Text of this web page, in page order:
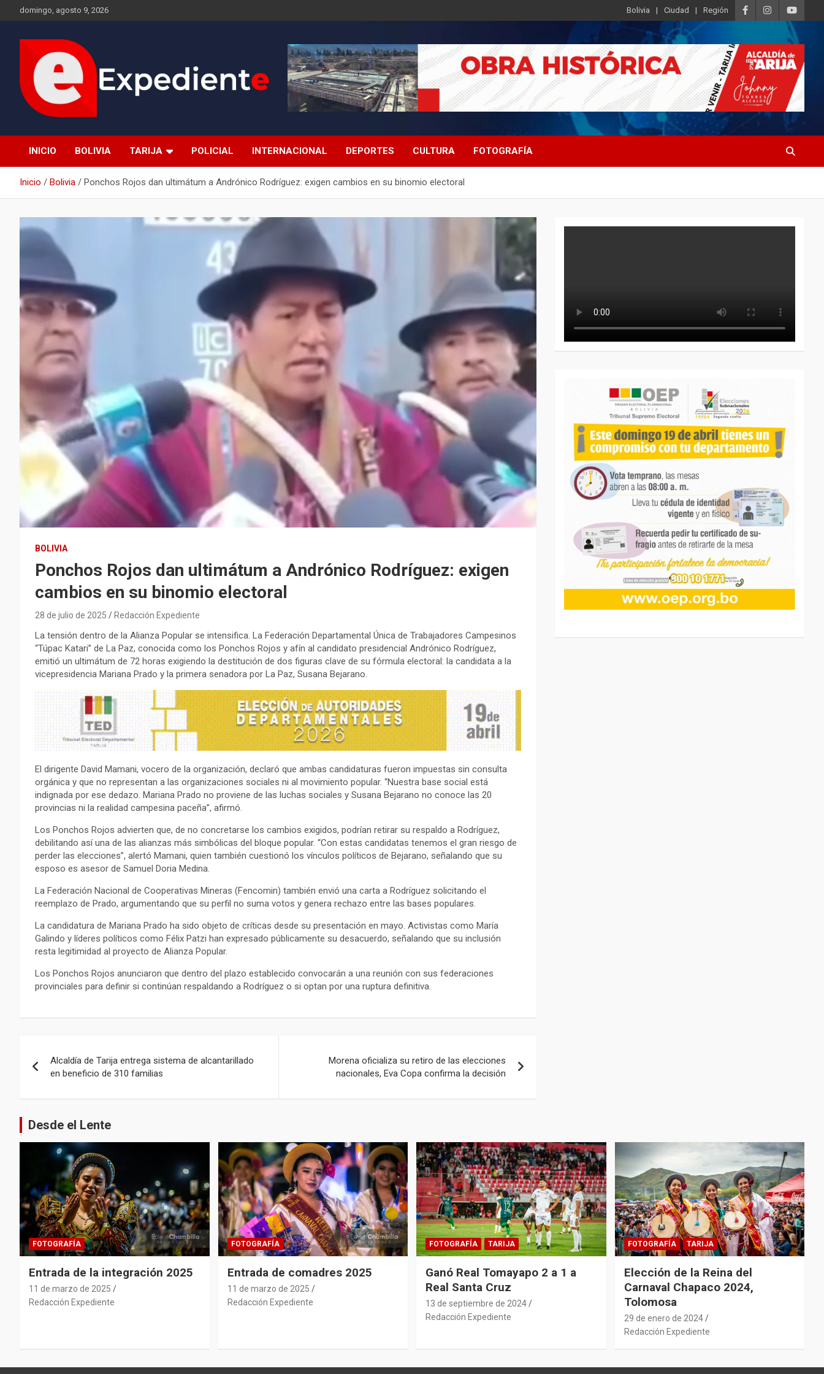
al
domingo, agosto 9, 2026 Bolivia Ciudad Región
Expediente
INICIO BOLIVIA TARIJA POLICIAL INTERNACIONAL DEPORTES CULTURA FOTOGRAFÍA
Inicio Bolivia Ponchos Rojos dan ultimátum a Andrónico Rodríguez: exigen cambios en su binomio electoral
BOLIVIA
Ponchos Rojos dan ultimátum a Andrónico Rodríguez: exigen
cambios en su binomio electoral
28 de julio de 2025 Redacción Expediente
La tensión dentro de la Alianza Popular se intensifica. La Federación Departamental Única de Trabajadores Campesinos
“Túpac Katari” de La Paz, conocida como los Ponchos Rojos y afín al candidato presidencial Andrónico Rodríguez,
emitió un ultimátum de 72 horas exigiendo la destitución de dos figuras clave de su fórmula electoral: la candidata a la
vicepresidencia Mariana Prado y la primera senadora por La Paz, Susana Bejarano.
El dirigente David Mamani, vocero de la organización, declaró que ambas candidaturas fueron impuestas sin consulta
orgánica y que no representan a las organizaciones sociales ni al movimiento popular. “Nuestra base social está
indignada por ese dedazo. Mariana Prado no proviene de las luchas sociales y Susana Bejarano no conoce las 20
provincias ni la realidad campesina paceña”, afirmó.
Los Ponchos Rojos advierten que, de no concretarse los cambios exigidos, podrían retirar su respaldo a Rodríguez,
debilitando así una de las alianzas más simbólicas del bloque popular. “Con estas candidatas tenemos el gran riesgo de
perder las elecciones”, alertó Mamani, quien también cuestionó los vínculos políticos de Bejarano, señalando que su
esposo es asesor de Samuel Doria Medina.
La Federación Nacional de Cooperativas Mineras (Fencomin) también envió una carta a Rodríguez solicitando el
reemplazo de Prado, argumentando que su perfil no suma votos y genera rechazo entre las bases populares.
La candidatura de Mariana Prado ha sido objeto de críticas desde su presentación en mayo. Activistas como María
Galindo y líderes políticos como Félix Patzi han expresado públicamente su desacuerdo, señalando que su inclusión
resta legitimidad al proyecto de Alianza Popular.
Los Ponchos Rojos anunciaron que dentro del plazo establecido convocarán a una reunión con sus federaciones
provinciales para definir si continúan respaldando a Rodríguez o si optan por una ruptura definitiva.
de
entradas
Alcaldía de Tarija entrega sistema de alcantarillado
en beneficio de 310 familias
Morena oficializa su retiro de las elecciones
nacionales, Eva Copa confirma la decisión
Desde el Lente
FOTOGRAFÍA
Entrada de la integración 2025
11 de marzo de 2025
Redacción Expediente
FOTOGRAFÍA
Entrada de comadres 2025
11 de marzo de 2025
Redacción Expediente
FOTOGRAFÍA TARIJA
Ganó Real Tomayapo 2 a 1 a
Real Santa Cruz
13 de septiembre de 2024
Redacción Expediente
FOTOGRAFÍA TARIJA
Elección de la Reina del
Carnaval Chapaco 2024,
Tolomosa
29 de enero de 2024
Redacción Expediente